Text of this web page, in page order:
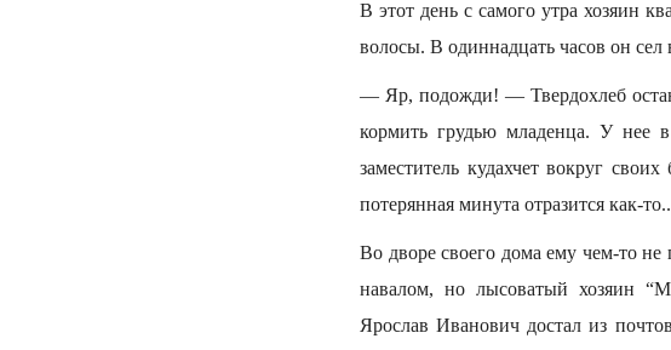
В этот день с самого утра хозяин
волосы. В одиннадцать часов он
— Яр, подожди! — Твердохлеб
кормить грудью младенца. У нее
заместитель кудахчет вокруг
потерянная минута отразится как-
Во дворе своего дома ему чем-то
навалом, но лысоватый хозяин
Ярослав Иванович достал из